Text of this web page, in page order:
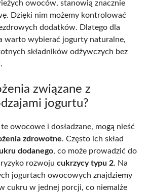
owoców, stanowią znacznie
Dzięki nim możemy kontrolować
dodatków. Dlatego dla
warto wybierać jogurty naturalne,
składników odżywczych bez
związane z
jogurtu?
owocowe i dosładzane, mogą nieść
zdrowotne. Często ich skład
dodanego, co może prowadzić do
rozwoju cukrzycy typu 2. Na
jogurtach owocowych znajdziemy
cukru w jednej porcji, co niemalże